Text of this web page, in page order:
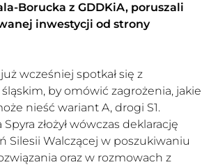
Borucka z GDDKiA, poruszali
inwestycji od strony
wcześniej spotkał się z
by omówić zagrożenia, jakie
nieść wariant A, drogi S1.
złożył wówczas deklarację
Silesii Walczącej w poszukiwaniu
oraz w rozmowach z